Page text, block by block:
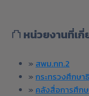
⛫ หน่วยงานที่เ
» สพม.กท.2
»กระทรวงศึกษา
» คลังสื่อการศึก